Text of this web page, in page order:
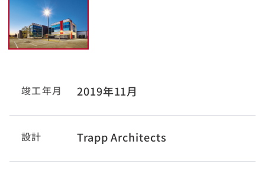
竣工年月 2019年11月
設計 Trapp Architects